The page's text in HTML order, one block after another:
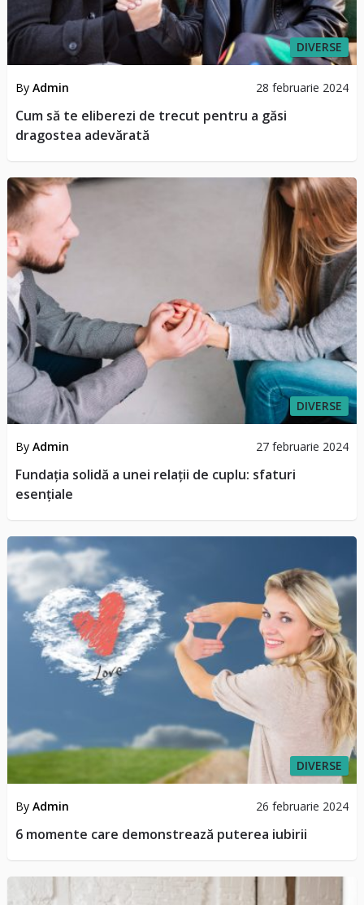
DIVERSE
By Admin 28 februarie 2024
Cum să te eliberezi de trecut pentru a găsi
dragostea adevărată
DIVERSE
By Admin 27 februarie 2024
Fundația solidă a unei relații de cuplu: sfaturi
esențiale
DIVERSE
By Admin 26 februarie 2024
6 momente care demonstrează puterea iubirii